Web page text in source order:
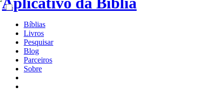
Bíblias
Livros
Pesquisar
Blog
Parceiros
Sobre